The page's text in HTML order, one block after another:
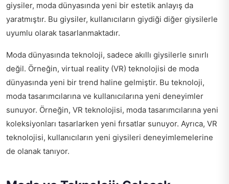
giysiler, moda dünyasında yeni bir estetik anlayış da
yaratmıştır. Bu giysiler, kullanıcıların giydiği diğer giysilerle
uyumlu olarak tasarlanmaktadır.
Moda dünyasında teknoloji, sadece akıllı giysilerle sınırlı
değil. Örneğin, virtual reality (VR) teknolojisi de moda
dünyasında yeni bir trend haline gelmiştir. Bu teknoloji,
moda tasarımcılarına ve kullanıcılarına yeni deneyimler
sunuyor. Örneğin, VR teknolojisi, moda tasarımcılarına yeni
koleksiyonları tasarlarken yeni fırsatlar sunuyor. Ayrıca, VR
teknolojisi, kullanıcıların yeni giysileri deneyimlemelerine
de olanak tanıyor.